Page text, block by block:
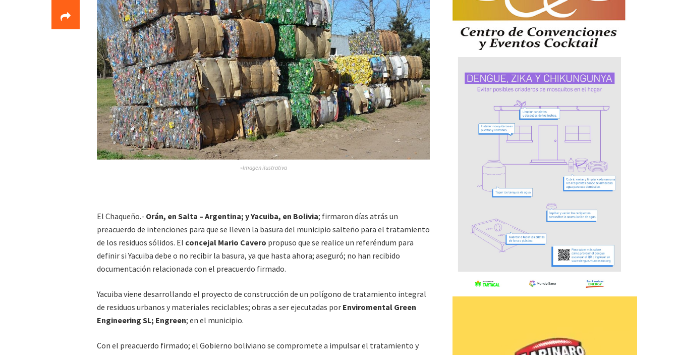
»Imagen ilustrativa
El Chaqueño.- Orán, en Salta – Argentina; y Yacuiba, en Bolivia; firmaron días atrás un
preacuerdo de intenciones para que se lleven la basura del municipio salteño para el tratamiento
de los residuos sólidos. El concejal Mario Cavero propuso que se realice un referéndum para
definir si Yacuiba debe o no recibir la basura, ya que hasta ahora; aseguró; no han recibido
documentación relacionada con el preacuerdo firmado.
Yacuiba viene desarrollando el proyecto de construcción de un polígono de tratamiento integral
de residuos urbanos y materiales reciclables; obras a ser ejecutadas por Enviromental Green
Engineering SL; Engreen; en el municipio.
Con el preacuerdo firmado; el Gobierno boliviano se compromete a impulsar el tratamiento y